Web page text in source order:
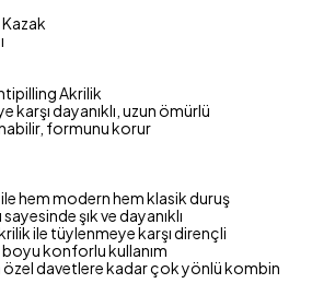
Akrilik
karşı dayanıklı, uzun ömürlü
formunu korur
ile hem modern hem klasik duruş
şık ve dayanıklı
ile tüylenmeye karşı dirençli
boyu konforlu kullanım
özel davetlere kadar çok yönlü kombin